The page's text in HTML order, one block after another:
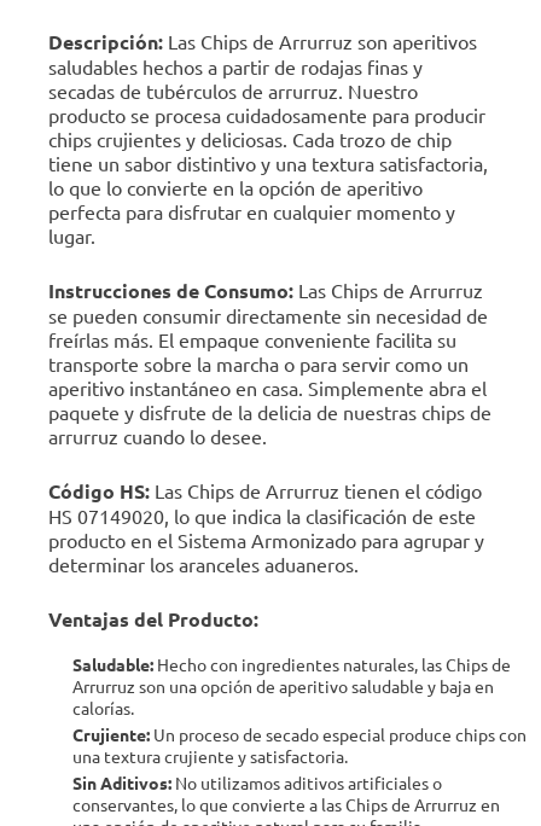
Descripción: Las Chips de Arrurruz son aperitivos
saludables hechos a partir de rodajas finas y
secadas de tubérculos de arrurruz. Nuestro
producto se procesa cuidadosamente para producir
chips crujientes y deliciosas. Cada trozo de chip
tiene un sabor distintivo y una textura satisfactoria,
lo que lo convierte en la opción de aperitivo
perfecta para disfrutar en cualquier momento y
lugar.
Instrucciones de Consumo: Las Chips de Arrurruz
se pueden consumir directamente sin necesidad de
freírlas más. El empaque conveniente facilita su
transporte sobre la marcha o para servir como un
aperitivo instantáneo en casa. Simplemente abra el
paquete y disfrute de la delicia de nuestras chips de
arrurruz cuando lo desee.
Código HS: Las Chips de Arrurruz tienen el código
HS 07149020, lo que indica la clasificación de este
producto en el Sistema Armonizado para agrupar y
determinar los aranceles aduaneros.
Ventajas del Producto:
Saludable: Hecho con ingredientes naturales, las Chips de
Arrurruz son una opción de aperitivo saludable y baja en
calorías.
Crujiente: Un proceso de secado especial produce chips con
una textura crujiente y satisfactoria.
Sin Aditivos: No utilizamos aditivos artificiales o
conservantes, lo que convierte a las Chips de Arrurruz en